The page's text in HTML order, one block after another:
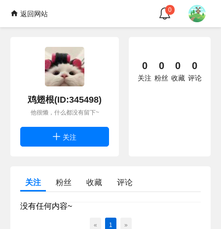
返回网站 0
鸡翅根(ID:345498)
他很懒，什么都没有留下~
关注
0
关注
0
粉丝
0
收藏
0
评论
关注 粉丝 收藏 评论
没有任何内容~
« 1 »